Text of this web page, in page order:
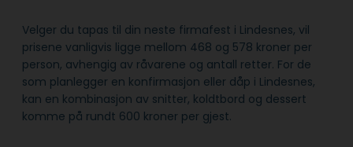
Velger du tapas til din neste firmafest i Lindesnes, vil
prisene vanligvis ligge mellom 468 og 578 kroner per
person, avhengig av råvarene og antall retter. For de
som planlegger en konfirmasjon eller dåp i Lindesnes,
kan en kombinasjon av snitter, koldtbord og dessert
komme på rundt 600 kroner per gjest.